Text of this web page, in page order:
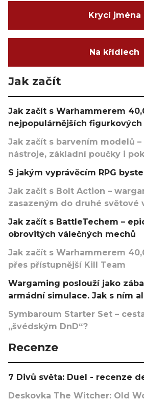
Krycí jména
Na křídlech
Jak začít
Jak začít s Warhammerem
nejpopulárnějších figurkových
Jak začít s barvením modelů
nástroje, základní poučky i
S jakým vyprávěcím RPG
Jak začít s Bolt Action –
zasazeným do druhé světové
Jak začít s BattleTechem –
obrovitých válečných mechů
Jak začít s Warhammerem
přes přístupnější Kill Team
Wargaming poslouží jako
armádní simulace. Jak s ním
Symbaroum Starter Set –
„švédským DnD“?
Recenze
7 Divů světa: Duel - recenze
Deskovka The Witcher: Old